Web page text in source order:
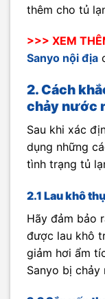
thêm cho tủ
>>> XEM
Sanyo nội địa
2. Cách
chảy nước
Sau khi xác
dụng những
tình trạng tủ
2.1 Lau khô
Hãy đảm bảo
được lau khô
giảm hơi ẩm
Sanyo bị chảy